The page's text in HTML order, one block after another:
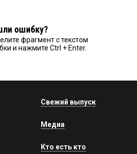
ошибку?
фрагмент с текстом
и нажмите Ctrl + Enter.
Свежий выпуск
Медиа
Кто есть кто